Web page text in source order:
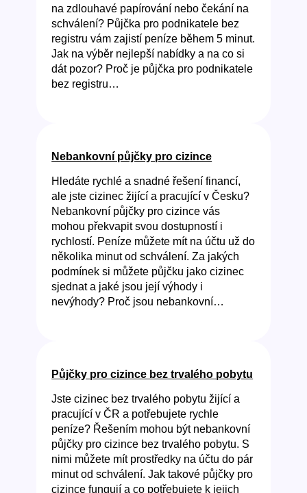
na zdlouhavé papírování nebo čekání na
schválení? Půjčka pro podnikatele bez
registru vám zajistí peníze během 5 minut.
Jak na výběr nejlepší nabídky a na co si
dát pozor? Proč je půjčka pro podnikatele
bez registru…
Nebankovní půjčky pro cizince
Hledáte rychlé a snadné řešení financí,
ale jste cizinec žijící a pracující v Česku?
Nebankovní půjčky pro cizince vás
mohou překvapit svou dostupností i
rychlostí. Peníze můžete mít na účtu už do
několika minut od schválení. Za jakých
podmínek si můžete půjčku jako cizinec
sjednat a jaké jsou její výhody i
nevýhody? Proč jsou nebankovní…
Půjčky pro cizince bez trvalého pobytu
Jste cizinec bez trvalého pobytu žijící a
pracující v ČR a potřebujete rychle
peníze? Řešením mohou být nebankovní
půjčky pro cizince bez trvalého pobytu. S
nimi můžete mít prostředky na účtu do pár
minut od schválení. Jak takové půjčky pro
cizince fungují a co potřebujete k jejich